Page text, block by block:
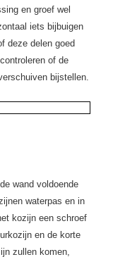
en groef wel
iets bijbuigen
deze delen goed
of de
bijstellen.
wand voldoende
waterpas en in
kozijn een schroef
en de korte
zullen komen,